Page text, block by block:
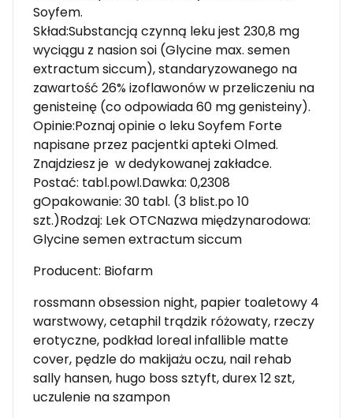
Soyfem.
Skład:Substancją czynną leku jest 230,8 mg
wyciągu z nasion soi (Glycine max. semen
extractum siccum), standaryzowanego na
zawartość 26% izoflawonów w przeliczeniu na
genisteinę (co odpowiada 60 mg genisteiny).
Opinie:Poznaj opinie o leku Soyfem Forte
napisane przez pacjentki apteki Olmed.
Znajdziesz je w dedykowanej zakładce.
Postać: tabl.powl.Dawka: 0,2308
gOpakowanie: 30 tabl. (3 blist.po 10
szt.)Rodzaj: Lek OTCNazwa międzynarodowa:
Glycine semen extractum siccum
Producent: Biofarm
rossmann obsession night, papier toaletowy 4
warstwowy, cetaphil trądzik różowaty, rzeczy
erotyczne, podkład loreal infallible matte
cover, pędzle do makijażu oczu, nail rehab
sally hansen, hugo boss sztyft, durex 12 szt,
uczulenie na szampon